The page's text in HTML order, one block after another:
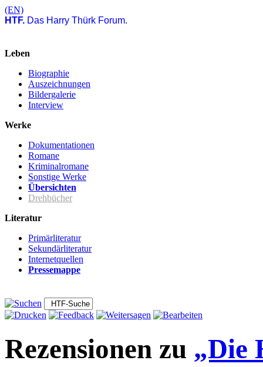
(EN)
HTF. Das Harry Thürk Forum.
Leben
Biographie
Auszeichnungen
Bildergalerie
Interview
Werke
Dokumentationen
Romane
Kriminalromane
Sonstige Werke
Übersichten
Drehbücher
Literatur
Primärliteratur
Sekundärliteratur
Internetquellen
Pressemappe
Rezensionen zu „Die